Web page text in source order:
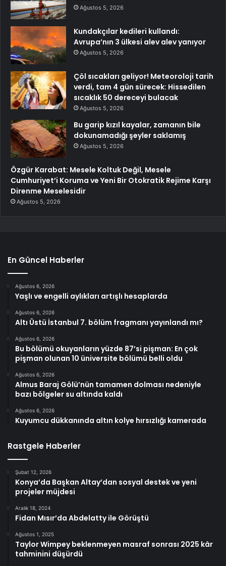
Ağustos 5, 2026
Kundakçılar kedileri kullandı:
Avrupa’nın 3 ülkesi alev alev yanıyor
Ağustos 5, 2026
Çöl sıcakları geliyor! Meteoroloji tarih
verdi, tam 4 gün sürecek: Hissedilen
sıcaklık 50 dereceyi bulacak
Ağustos 5, 2026
Bu garip kızıl kayalar, zamanın bile
dokunamadığı şeyler saklamış
Ağustos 5, 2026
Özgür Karabat: Mesele Koltuk Değil, Mesele
Cumhuriyet’i Koruma ve Yeni Bir Otokratik Rejime Karşı
Direnme Meselesidir
Ağustos 5, 2026
En Güncel Haberler
Ağustos 6, 2026
Yaşlı ve engelli aylıkları artışlı hesaplarda
Ağustos 6, 2026
Altı Üstü İstanbul 7. bölüm fragmanı yayınlandı mı?
Ağustos 6, 2026
Bu bölümü okuyanların yüzde 87’si pişman: En çok
pişman olunan 10 üniversite bölümü belli oldu
Ağustos 6, 2026
Almus Baraj Gölü’nün tamamen dolması nedeniyle
bazı bölgeler su altında kaldı
Ağustos 6, 2026
Kuyumcu dükkanında altın kolye hırsızlığı kamerada
Rastgele Haberler
Şubat 12, 2026
Konya’da Başkan Altay’dan sosyal destek ve yeni
projeler müjdesi
Aralık 18, 2024
Fidan Mısır’da Abdelatty ile Görüştü
Ağustos 1, 2025
Taylor Wimpey beklenmeyen masraf sonrası 2025 kâr
tahminini düşürdü